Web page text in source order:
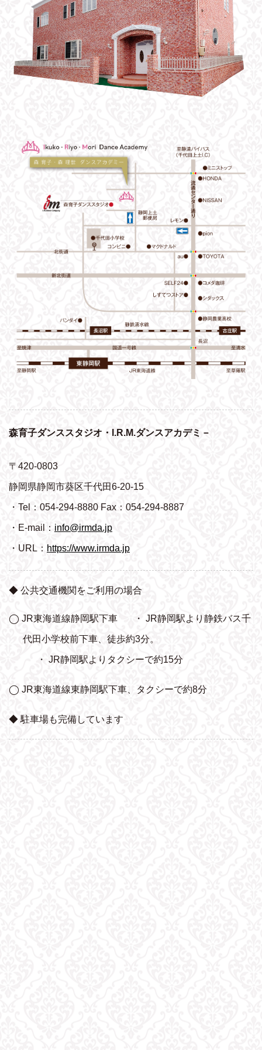
森育子ダンススタジオ・I.R.M.ダンスアカデミ－
〒420-0803
静岡県静岡市葵区千代田6-20-15
・Tel：054-294-8880 Fax：054-294-8887
・E-mail： info@irmda.jp
・URL： https://www.irmda.jp
◆ 公共交通機関をご利用の場合
◯ JR東海道線静岡駅下車 ・ JR静岡駅より静鉄バス千
代田小学校前下車、 徒歩約3分。
・ JR静岡駅よりタクシーで約15分
◯ JR東海道線東静岡駅下車、タクシーで約8分
◆ 駐車場も完備しています